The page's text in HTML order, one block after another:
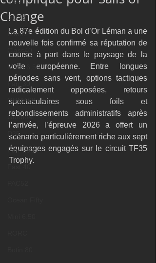
GC32
Diam24
Mach 6.50
Farr 30
ORMA60
Gunboat
D35
Farr 280
Fast 40
Change
La 87e édition du Bol d’Or Léman a une
nouvelle fois confirmé sa réputation de
course à part dans le paysage de la
voile européenne. Entre longues
périodes sans vent, options tactiques
radicalement opposées, retours
spectaculaires sous foils et
rebondissements administratifs après
l’arrivée, l’épreuve 2026 a offert un
scénario particulièrement riche aux sept
équipages engagés sur le circuit TF35
Trophy.